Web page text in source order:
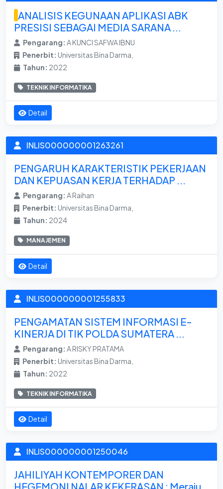
ANALISIS KEGUNAAN APLIKASI ABK
PRESISI SEBAGAI MEDIA SARANA ...
Pengarang: A KUNCI SAFWA IBNU
Penerbit: Universitas Bina Darma,
Tahun: 2022
TEKNIK INFORMATIKA
Detail
INLIS000000001263261
PENGARUH KARAKTERISTIK PEKERJAAN
DAN KEPUASAN KERJA TERHADAP ...
Pengarang: A Raihan
Penerbit: Universitas Bina Darma,
Tahun: 2024
MANAJEMEN
Detail
INLIS000000001255833
PENGAMATAN SISTEM INFORMASI E-
KINERJA DI TIK POLDA SUMATERA ...
Pengarang: A RISKY PRATAMA
Penerbit: Universitas Bina Darma,
Tahun: 2022
TEKNIK INFORMATIKA
Detail
INLIS000000001250046
JAHILIYAH KONTEMPORER DAN
HEGEMONI NALAR KEKERASAN : Meraju